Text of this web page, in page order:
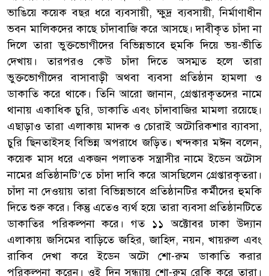
ভাঙিয়ে কয়েক বছর ধরে ব্যবসায়ী, ক্ষুদ্র ব্যবসায়ী, নির্মাণাধীন
ভবন মালিকদের কাছে চাঁদাবাজি করে আসছে। দাবীকৃত চাঁদা না
দিলে তারা ভুক্তভোগীদের বিভিন্নভাবে হুমকি দিয়ে ভয়-ভীতি
দেখায়। তারপরও কেউ চাঁদা দিতে অসম্মত হলে তারা
ভুক্তভোগীদের বাসাবাড়ী অথবা ব্যবসা প্রতিষ্ঠান হামলা ও
ডাকাতি করে থাকে। তিনি আরো জানান, গ্রেপ্তারকৃতদের নামে
থানায় একাধিক চুরি, ডাকাতি এবং চাঁদাবাজির মামলা রয়েছে।
এছাড়াও তারা এলাকায় মাদক ও চোরাই অটোরিকশার ব্যাবসা,
চুরি ছিনতাইসহ বিভিন্ন অপরাধে জড়িত। খন্দকার মঈন বলেন,
কয়েক মাস ধরে একজন পলাতক সন্ত্রাসীর নামে ইডেন অটোস
নামের প্রতিষ্ঠানটি’তে চাঁদা দাবি করে আসছিলেন গ্রেপ্তারকৃতরা।
চাঁদা না দেওয়ায় তারা বিভিন্নভাবে প্রতিষ্ঠানটির কর্মীদের হুমকি
দিতে শুরু করে। কিন্তু এতেও ব্যর্থ হয়ে তারা ব্যবসা প্রতিষ্ঠানটিতে
ডাকাতির পরিকল্পনা করে। গত ১১ অক্টোবর ঢাকা উদ্যান
এলাকায় জসিমের বাড়িতে জহির, জাহিদ, নয়ন, খায়রুল এবং
রাকিব দেখা করে ইডেন অটো শো-রুম ডাকাতি করার
পরিকল্পনা করেন। ওই দিন সন্ধ্যায় শো-রুম রেকি করে তারা।